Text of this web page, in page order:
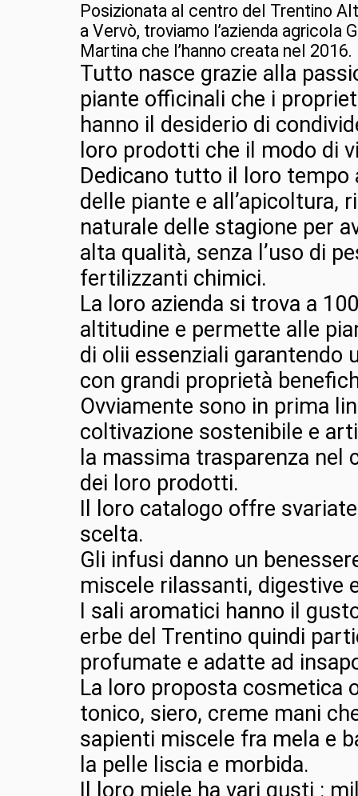
Posizionata al centro del Trentino
a Vervò, troviamo l’azienda agricola
Martina che l’hanno creata nel 2016.
Tutto nasce grazie alla
piante officinali che i
hanno il desiderio di
loro prodotti che il modo di
Dedicano tutto il loro tempo
delle piante e all’apicoltura,
naturale delle stagione per
alta qualità, senza l’uso di
fertilizzanti chimici.
La loro azienda si trova a
altitudine e permette alle
di olii essenziali garantendo
con grandi proprietà
Ovviamente sono in prima
coltivazione sostenibile e
la massima trasparenza nel
dei loro prodotti.
Il loro catalogo offre
scelta.
Gli infusi danno un
miscele rilassanti, digestive
I sali aromatici hanno il
erbe del Trentino quindi
profumate e adatte ad
La loro proposta cosmetica
tonico, siero, creme mani
sapienti miscele fra mela e
la pelle liscia e morbida.
Il loro miele ha vari gusti :